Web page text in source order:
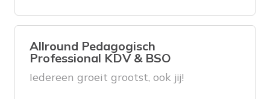
Allround Pedagogisch
Professional KDV & BSO
Iedereen groeit grootst, ook jij!